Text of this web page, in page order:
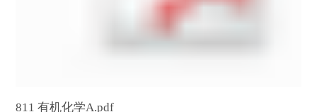
811 有机化学A.pdf